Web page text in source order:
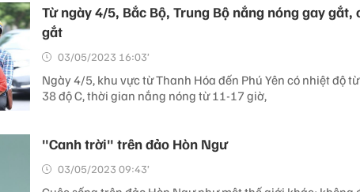
Từ ngày 4/5, Bắc Bộ, Trung Bộ nắng nóng gay gắt,
gắt
03/05/2023 16:03’
Ngày 4/5, khu vực từ Thanh Hóa đến Phú Yên có nhiệt độ
38 độ C, thời gian nắng nóng từ 11-17 giờ,
"Canh trời" trên đảo Hòn Ngư
03/05/2023 09:43’